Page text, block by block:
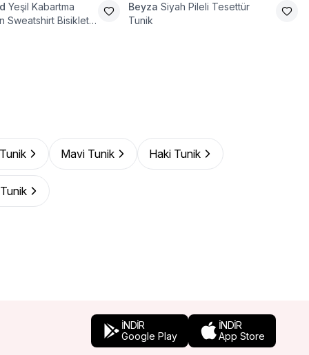
Yeşil Kabartma
Sweatshirt Bisiklet
Beyza Siyah Pileli Tesettür
Tunik
Mavi Tunik Haki Tunik
İNDİR
Google Play
İNDİR
App Store